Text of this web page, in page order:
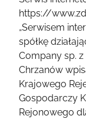
https://
„Serwisem
spółkę
Company sp. z
Chrzanów
Krajowego
Gospodarczy
Rejonowego